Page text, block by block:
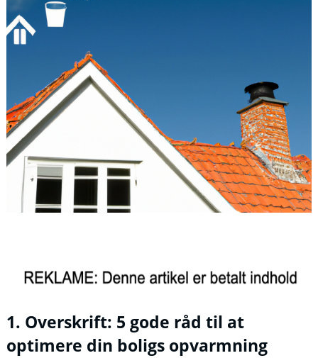
1. Overskrift: 5 gode råd til at
optimere din boligs opvarmning